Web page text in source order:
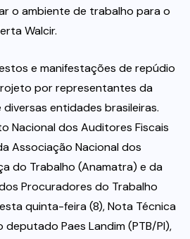
o ambiente de trabalho para o
Walcir.
e manifestações de repúdio
por representantes da
entidades brasileiras.
Nacional dos Auditores Fiscais
Associação Nacional dos
do Trabalho (Anamatra) e da
Procuradores do Trabalho
quinta-feira (8), Nota Técnica
Paes Landim (PTB/PI),